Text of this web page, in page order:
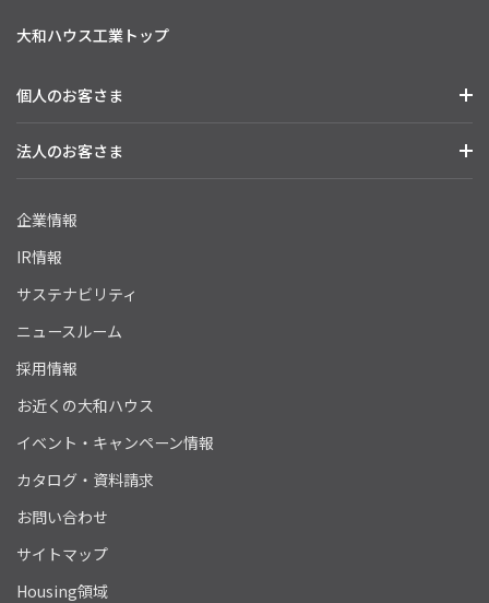
大和ハウス工業トップ
個人のお客さま
法人のお客さま
企業情報
IR情報
サステナビリティ
ニュースルーム
採用情報
お近くの大和ハウス
イベント・キャンペーン情報
カタログ・資料請求
お問い合わせ
サイトマップ
Housing領域